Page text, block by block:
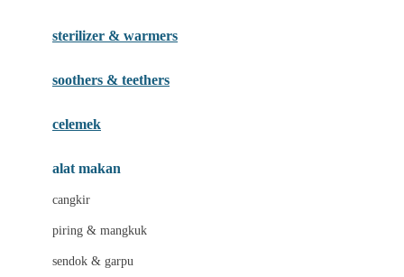
Hybrid
I
Inlacta DHA
Ivenet
sterilizer & warmers
soothers & teethers
celemek
alat makan
cangkir
piring & mangkuk
sendok & garpu